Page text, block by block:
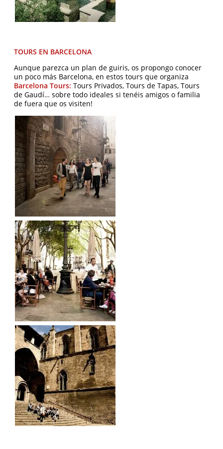
TOURS EN BARCELONA
Aunque parezca un plan de guiris, os propongo conocer
un poco más Barcelona, en estos tours que organiza
Barcelona Tours: Tours Privados, Tours de Tapas, Tours
de Gaudí… sobre todo ideales si tenéis amigos o familia
de fuera que os visiten!